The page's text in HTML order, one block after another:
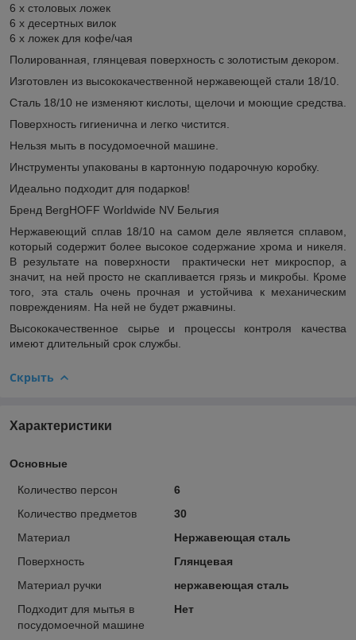
6 х столовых ложек
6 х десертных вилок
6 х ложек для кофе/чая
Полированная, глянцевая поверхность с золотистым декором.
Изготовлен из высококачественной нержавеющей стали 18/10.
Сталь 18/10 не изменяют кислоты, щелочи и моющие средства.
Поверхность гигиенична и легко чистится.
Нельзя мыть в посудомоечной машине.
Инструменты упакованы в картонную подарочную коробку.
Идеально подходит для подарков!
Бренд BergHOFF Worldwide NV Бельгия
Нержавеющий сплав 18/10 на самом деле является сплавом,
который содержит более высокое содержание хрома и никеля.
В результате на поверхности практически нет микроспор, а
значит, на ней просто не скапливается грязь и микробы. Кроме
того, эта сталь очень прочная и устойчива к механическим
повреждениям. На ней не будет ржавчины.
Высококачественное сырье и процессы контроля качества
имеют длительный срок службы.
Скрыть
Характеристики
Основные
Количество персон
6
Количество предметов
30
Материал
Нержавеющая сталь
Поверхность
Глянцевая
Материал ручки
нержавеющая сталь
Подходит для мытья в
посудомоечной машине
Нет